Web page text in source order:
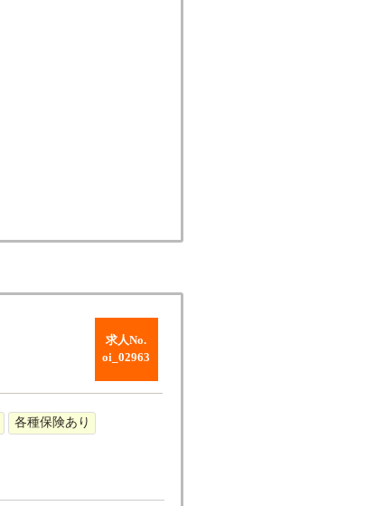
求人No.
oi_02963
各種保険あり